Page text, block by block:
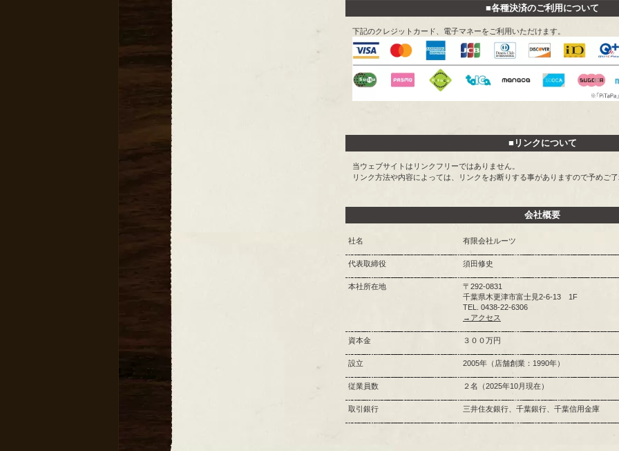
■各種決済のご利用について
下記のクレジットカード、電子マネーをご利用いただけます。
■リンクについて
当ウェブサイトはリンクフリーではありません。
リンク方法や内容によっては、リンクをお断りする事がありますので予めご
会社概要
社名 有限会社ルーツ
代表取締役 須田修史
本社所在地
〒292-0831
千葉県木更津市富士見2-6-13 1F
TEL. 0438-22-6306
→アクセス
資本金 ３００万円
設立 2005年（店舗創業：1990年）
従業員数 ２名（2025年10月現在）
取引銀行 三井住友銀行、千葉銀行、千葉信用金庫